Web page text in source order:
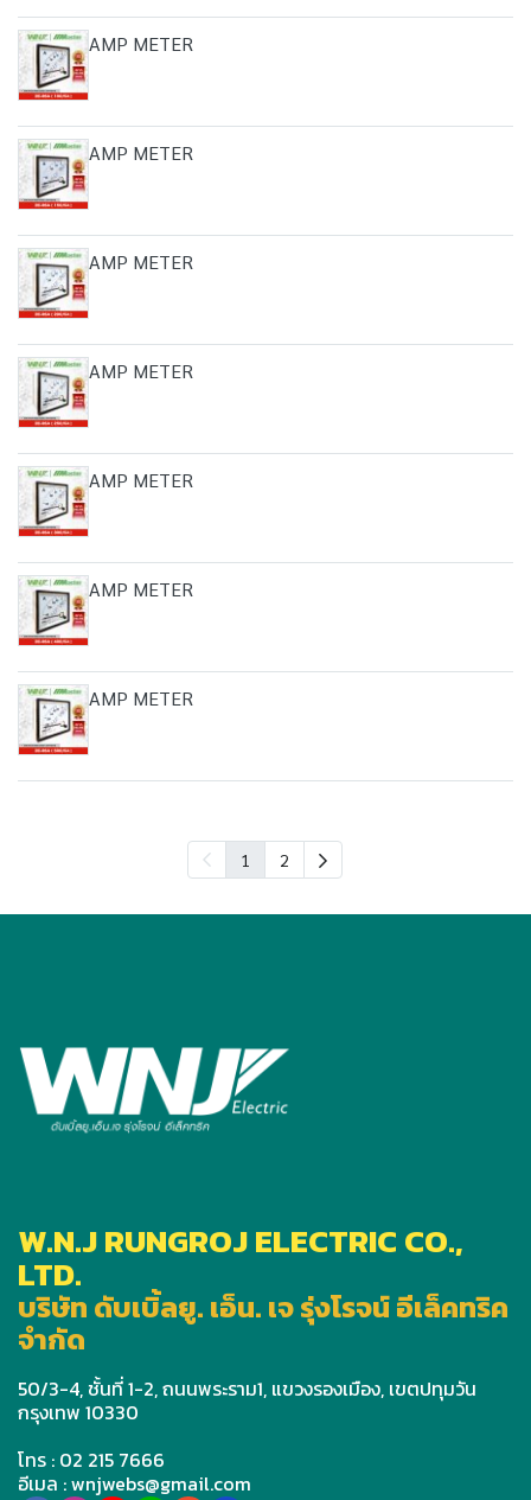
AMP METER
AMP METER
AMP METER
AMP METER
AMP METER
AMP METER
AMP METER
1 2
W.N.J RUNGROJ ELECTRIC CO.,
LTD.
บริษัท ดับเบิ้ลยู. เอ็น. เจ รุ่งโรจน์ อีเล็คทริค
จำกัด
50/3-4, ชั้นที่ 1-2, ถนนพระราม1, แขวงรองเมือง, เขตปทุมวัน
กรุงเทพ 10330
โทร : 02 215 7666
อีเมล : wnjwebs@gmail.com